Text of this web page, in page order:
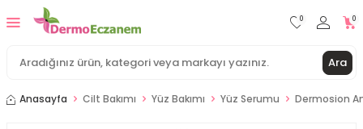
Ara
0 0
Anasayfa Cilt Bakımı Yüz Bakımı Yüz Serumu Dermosion